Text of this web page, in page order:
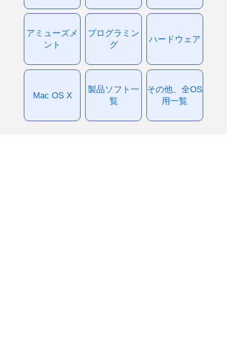
アミューズメ
ント
プログラミン
グ
ハードウェア
Mac OS X
製品ソフト一
覧
その他、全OS
用一覧